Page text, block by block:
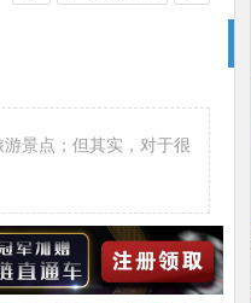
景点；但其实，对于很